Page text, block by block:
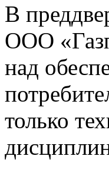
В
ООО
над
только